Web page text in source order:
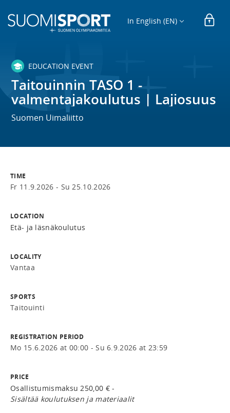
In English (EN)
EDUCATION EVENT
Taitouinnin TASO 1 -
valmentajakoulutus | Lajiosuus
Suomen Uimaliitto
TIME
Fr 11.9.2026 - Su 25.10.2026
LOCATION
Etä- ja läsnäkoulutus
LOCALITY
Vantaa
SPORTS
Taitouinti
REGISTRATION PERIOD
Mo 15.6.2026 at 00:00 - Su 6.9.2026 at 23:59
PRICE
Osallistumismaksu 250,00 € -
Sisältää koulutuksen ja materiaalit